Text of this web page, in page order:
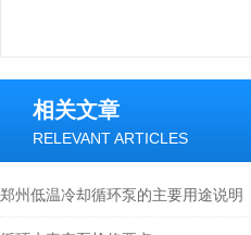
相关文章
RELEVANT ARTICLES
郑州低温冷却循环泵的主要用途说明